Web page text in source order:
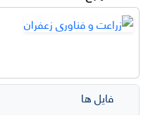
فایل ها